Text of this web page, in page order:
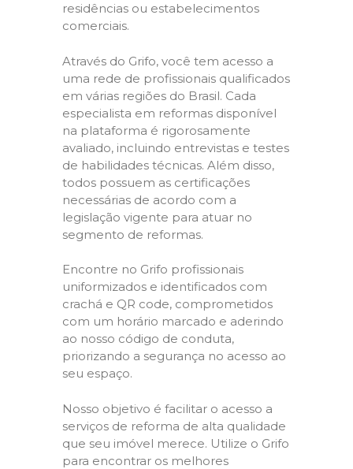
residências ou estabelecimentos
comerciais.
Através do Grifo, você tem acesso a
uma rede de profissionais qualificados
em várias regiões do Brasil. Cada
especialista em reformas disponível
na plataforma é rigorosamente
avaliado, incluindo entrevistas e testes
de habilidades técnicas. Além disso,
todos possuem as certificações
necessárias de acordo com a
legislação vigente para atuar no
segmento de reformas.
Encontre no Grifo profissionais
uniformizados e identificados com
crachá e QR code, comprometidos
com um horário marcado e aderindo
ao nosso código de conduta,
priorizando a segurança no acesso ao
seu espaço.
Nosso objetivo é facilitar o acesso a
serviços de reforma de alta qualidade
que seu imóvel merece. Utilize o Grifo
para encontrar os melhores